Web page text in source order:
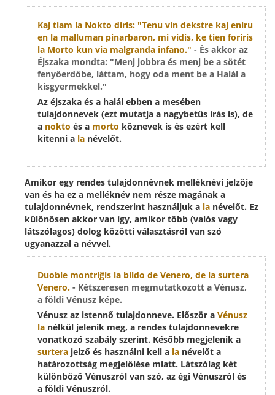
Kaj tiam la Nokto diris: "Tenu vin dekstre kaj eniru
en la malluman pinarbaron, mi vidis, ke tien foriris
la Morto kun via malgranda infano." - És akkor az
Éjszaka mondta: "Menj jobbra és menj be a sötét
fenyőerdőbe, láttam, hogy oda ment be a Halál a
kisgyermekkel."
Az éjszaka és a halál ebben a mesében
tulajdonnevek (ezt mutatja a nagybetűs írás is), de
a nokto és a morto köznevek is és ezért kell
kitenni a la névelőt.
Amikor egy rendes tulajdonnévnek melléknévi jelzője
van és ha ez a melléknév nem része magának a
tulajdonnévnek, rendszerint használjuk a la névelőt. Ez
különösen akkor van így, amikor több (valós vagy
látszólagos) dolog közötti választásról van szó
ugyanazzal a névvel.
Duoble montriĝis la bildo de Venero, de la surtera
Venero. - Kétszeresen megmutatkozott a Vénusz,
a földi Vénusz képe.
Vénusz az istennő tulajdonneve. Először a Vénusz
la nélkül jelenik meg, a rendes tulajdonnevekre
vonatkozó szabály szerint. Később megjelenik a
surtera jelző és használni kell a la névelőt a
határozottság megjelölése miatt. Látszólag két
különböző Vénuszról van szó, az égi Vénuszról és
a földi Vénuszról.